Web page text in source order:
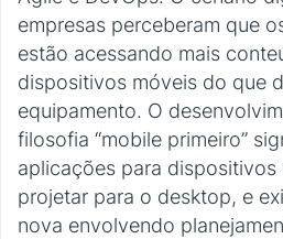
empresas perceberam que
estão acessando mais
dispositivos móveis do que
equipamento. O
filosofia “mobile primeiro”
aplicações para dispositivos
projetar para o desktop, e
nova envolvendo